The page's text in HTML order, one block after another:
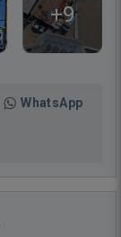
+9
WhatsApp